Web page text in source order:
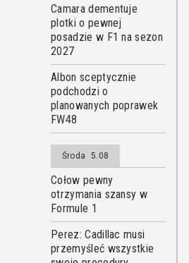
Camara dementuje
plotki o pewnej
posadzie w F1 na sezon
2027
Albon sceptycznie
podchodzi o
planowanych poprawek
FW48
Środa 5.08
Cołow pewny
otrzymania szansy w
Formule 1
Perez: Cadillac musi
przemyśleć wszystkie